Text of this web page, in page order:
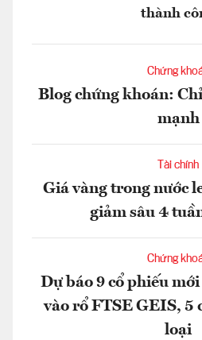
thành
Chứng
Blog chứng khoán:
mạnh
Tài chính
Giá vàng trong nước
giảm sâu 4
Chứng
Dự báo 9 cổ phiếu
vào rổ FTSE GEIS, 5
loại